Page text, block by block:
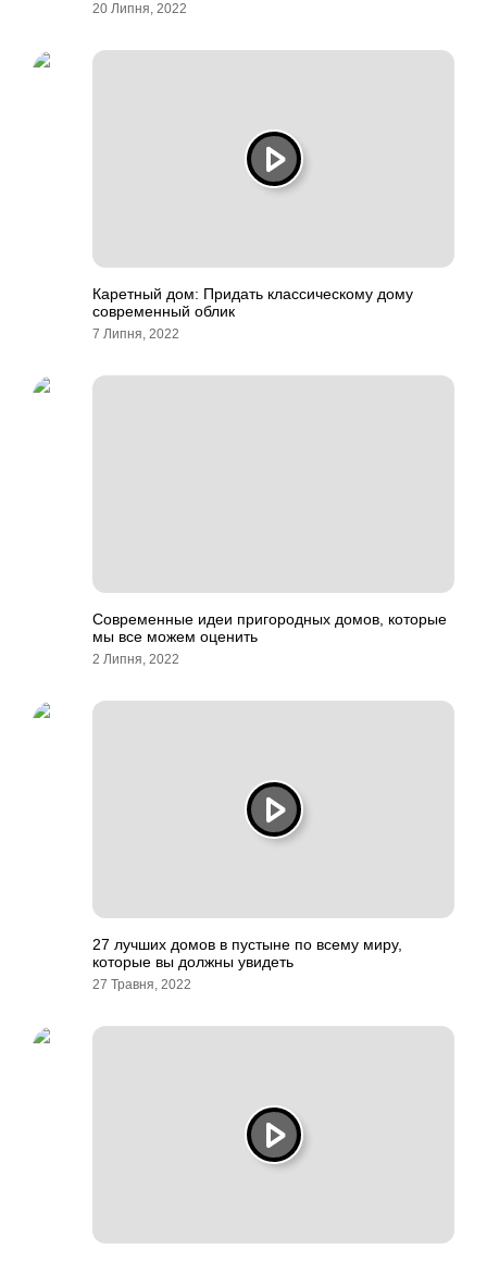
20 Липня, 2022
Каретный дом: Придать классическому дому
современный облик
7 Липня, 2022
Современные идеи пригородных домов, которые
мы все можем оценить
2 Липня, 2022
27 лучших домов в пустыне по всему миру,
которые вы должны увидеть
27 Травня, 2022